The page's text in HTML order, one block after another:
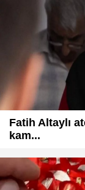
Fatih Altaylı
kam...